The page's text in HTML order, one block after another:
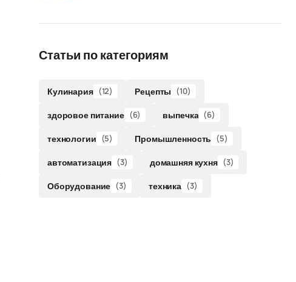
Статьи по категориям
Кулинария (12) Рецепты (10)
здоровое питание (6) выпечка (6)
технологии (5) Промышленность (5)
автоматизация (3) домашняя кухня (3)
Оборудование (3) техника (3)